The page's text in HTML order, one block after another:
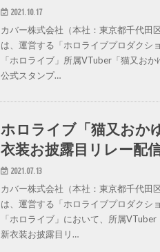
2021.10.17
カバー株式会社（本社：東京都千代田
は、運営する「ホロライブプロダクシ
「ホロライブ」所属VTuber「猫又お
公式スタンプ…
ホロライブ「猫又おか
衣装お披露目リレー配
2021.07.13
カバー株式会社（本社：東京都千代田
は、運営する「ホロライブプロダクシ
「ホロライブ」において、所属
新衣装お披露目リ…